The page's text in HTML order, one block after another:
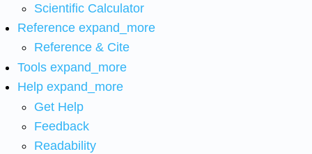
Scientific Calculator
Reference expand_more
Reference & Cite
Tools expand_more
Help expand_more
Get Help
Feedback
Readability